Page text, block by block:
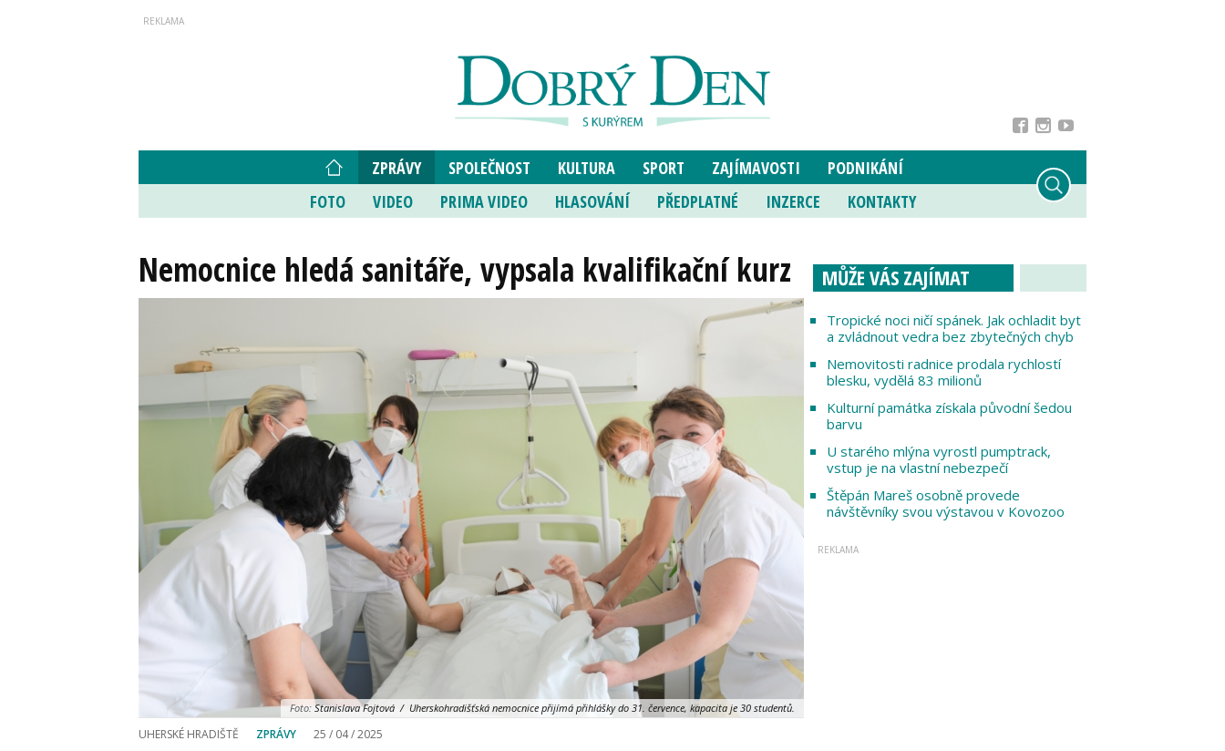
ZPRÁVY SPOLEČNOST KULTURA SPORT ZAJÍMAVOSTI
PODNIKÁNÍ
FOTO
VIDEO PRIMA VIDEO HLASOVÁNÍ PŘEDPLATNÉ INZERCE KONTAKTY
Nemocnice hledá sanitáře, vypsala kvalifikační kurz
Foto: Stanislava Fojtová / Uherskohradišťská nemocnice přijímá přihlášky do 31. července, kapacita je 30 studentů.
UHERSKÉ HRADIŠTĚ ZPRÁVY 25 / 04 / 2025
MŮŽE VÁS ZAJÍMAT
Tropické noci ničí spánek. Jak ochladit byt
a zvládnout vedra bez zbytečných chyb
Nemovitosti radnice prodala rychlostí
blesku, vydělá 83 milionů
Kulturní památka získala původní šedou
barvu
U starého mlýna vyrostl pumptrack,
vstup je na vlastní nebezpečí
Štěpán Mareš osobně provede
návštěvníky svou výstavou v Kovozoo